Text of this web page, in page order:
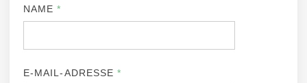
NAME*
E-MAIL-ADRESSE*